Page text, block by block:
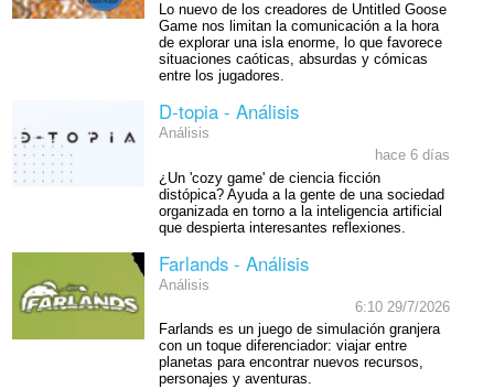
Lo nuevo de los creadores de Untitled Goose
Game nos limitan la comunicación a la hora
de explorar una isla enorme, lo que favorece
situaciones caóticas, absurdas y cómicas
entre los jugadores.
D-topia - Análisis
Análisis
hace 6 días
¿Un 'cozy game' de ciencia ficción
distópica? Ayuda a la gente de una sociedad
organizada en torno a la inteligencia artificial
que despierta interesantes reflexiones.
Farlands - Análisis
Análisis
6:10 29/7/2026
Farlands es un juego de simulación granjera
con un toque diferenciador: viajar entre
planetas para encontrar nuevos recursos,
personajes y aventuras.